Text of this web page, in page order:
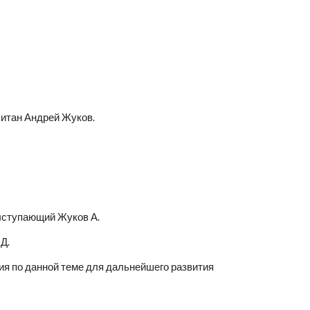
Андрей Жуков.
Жуков А.
по данной теме для дальнейшего развития